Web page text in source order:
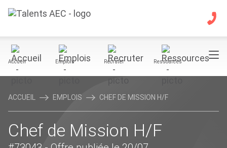
Accueil Emplois Recruter Ressources
ACCUEIL EMPLOIS CHEF DE MISSION H/F
Chef de Mission H/F